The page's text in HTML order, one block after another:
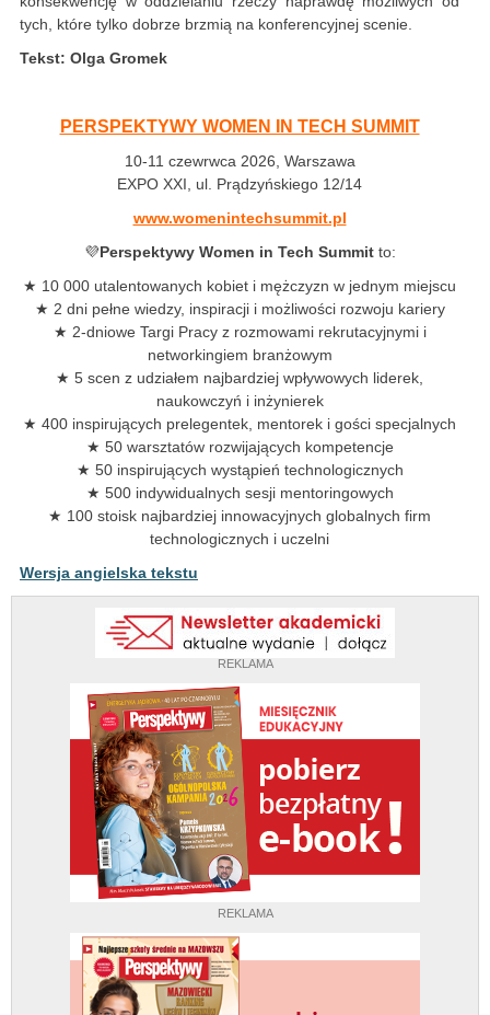
REKLAMA
REKLAMA
tych, które tylko dobrze brzmią na konferencyjnej scenie.
Tekst: Olga Gromek
PERSPEKTYWY WOMEN IN TECH SUMMIT
10-11 czewrwca 2026, Warszawa
EXPO XXI, ul. Prądzyńskiego 12/14
www.womenintechsummit.pl
💜Perspektywy Women in Tech Summitto:
★ 10 000 utalentowanych kobiet i mężczyzn w jednym miejscu
★ 2 dni pełne wiedzy, inspiracji i możliwości rozwoju kariery
★ 2-dniowe Targi Pracy z rozmowami rekrutacyjnymi i
networkingiem branżowym
★ 5 scen z udziałem najbardziej wpływowych liderek,
naukowczyń i inżynierek
★ 400 inspirujących prelegentek, mentorek i gości specjalnych
★ 50 warsztatów rozwijających kompetencje
★ 50 inspirujących wystąpień technologicznych
★ 500 indywidualnych sesji mentoringowych
★ 100 stoisk najbardziej innowacyjnych globalnych firm
technologicznych i uczelni
Wersja angielska tekstu